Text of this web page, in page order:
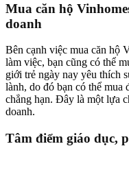
Mua căn hộ
doanh
Bên cạnh việc mua căn hộ
làm việc, bạn cũng có thể
giới trẻ ngày nay yêu thích
lành, do đó bạn có thể mua
chẳng hạn. Đây là một lựa
doanh.
Tâm điểm giáo dục,